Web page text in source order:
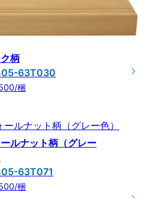
柄
63T030
梱
ルナット柄（グレー
63T071
梱